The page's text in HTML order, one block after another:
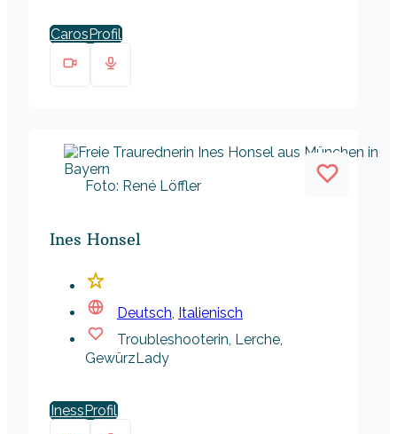
Caros
Foto: René Löffler
Ines Honsel
Deutsch, Italienisch
Troubleshooterin, Lerche,
GewürzLady
Iness